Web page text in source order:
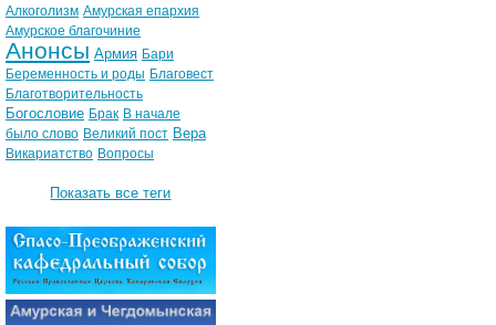
Алкоголизм Амурская епархия
Амурское благочиние
Анонсы Армия Бари
Беременность и роды Благовест
Благотворительность
Богословие Брак В начале
было слово Великий пост Вера
Викариатство Вопросы
Показать все теги